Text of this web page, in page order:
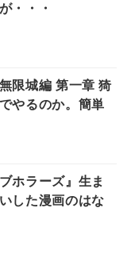
・・・
限城編 第一章 猗
やるのか。簡単
ホラーズ』生ま
した漫画のはな